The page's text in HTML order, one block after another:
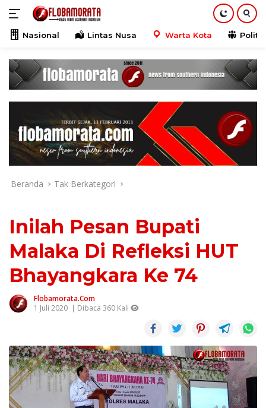
Langsung
kontenNasional Lintas Nusa Warta Kota Politik
Beranda Tak Berkategori
Inilah Pesan Bupati
Malaka Di Refleksi HUT
Bhayangkara Ke 74
Flobamorata.com
1 Juli 2020 | Dibaca 360 Kali